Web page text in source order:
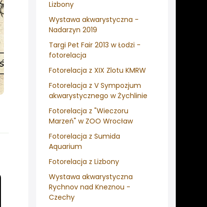
Lizbony
Wystawa akwarystyczna -
Nadarzyn 2019
Targi Pet Fair 2013 w Łodzi -
fotorelacja
Fotorelacja z XIX Zlotu KMRW
Fotorelacja z V Sympozjum
akwarystycznego w Żychlinie
Fotorelacja z "Wieczoru
Marzeń" w ZOO Wrocław
Fotorelacja z Sumida
Aquarium
Fotorelacja z Lizbony
Wystawa akwarystyczna
Rychnov nad Kneznou -
Czechy